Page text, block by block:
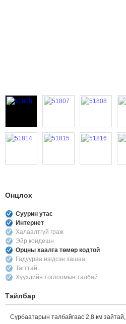
Онцлох
Суурин утас
Интернет
Халаалтгүй граж
Эйр кондешн
Орцны хаалга төмөр кодтой
Гадуураа нэгдсэн хашаа
Тагттай
Хүүхдийн тоглоомын талбай
Тайлбар
Сүрбаатарын талбайгаас 2,8 км зайтай,